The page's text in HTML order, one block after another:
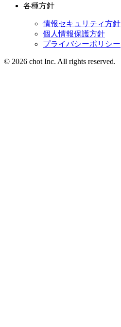
各種方針
情報セキュリティ方針
個人情報保護方針
プライバシーポリシー
© 2026 chot Inc. All rights reserved.